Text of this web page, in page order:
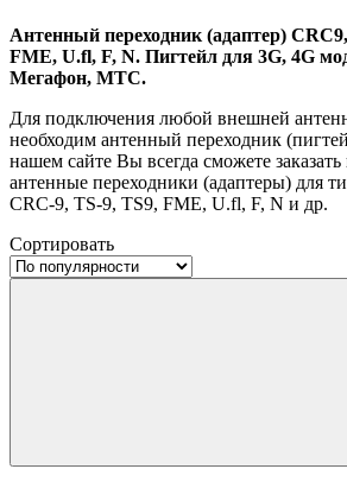
Антенный переходник (адаптер)
FME, U.fl, F, N. Пигтейл для 3G, 4G
Мегафон, МТС.
Для подключения любой внешней
необходим антенный переходник
нашем сайте Вы всегда сможете
антенные переходники (адаптеры) для
CRC-9, TS-9, TS9, FME, U.fl, F, N и др.
Сортировать